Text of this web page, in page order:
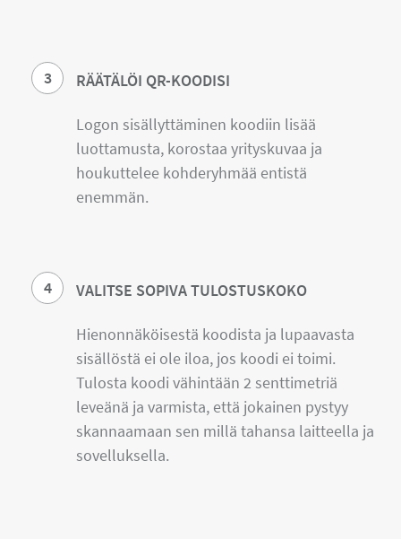
3 RÄÄTÄLÖI QR-KOODISI
Logon sisällyttäminen koodiin lisää
luottamusta, korostaa yrityskuvaa ja
houkuttelee kohderyhmää entistä
enemmän.
4 VALITSE SOPIVA TULOSTUSKOKO
Hienonnäköisestä koodista ja lupaavasta
sisällöstä ei ole iloa, jos koodi ei toimi.
Tulosta koodi vähintään 2 senttimetriä
leveänä ja varmista, että jokainen pystyy
skannaamaan sen millä tahansa laitteella ja
sovelluksella.